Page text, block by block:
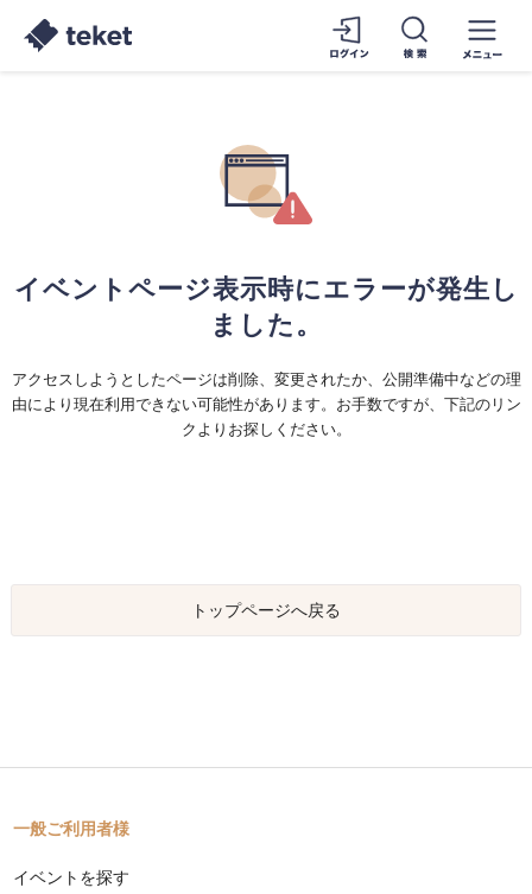
イベントページ表示時にエラーが発生し
ました。
アクセスしようとしたページは削除、変更されたか、公開準備中などの理
由により現在利用できない可能性があります。お手数ですが、下記のリン
クよりお探しください。
トップページへ戻る
一般ご利用者様
イベントを探す